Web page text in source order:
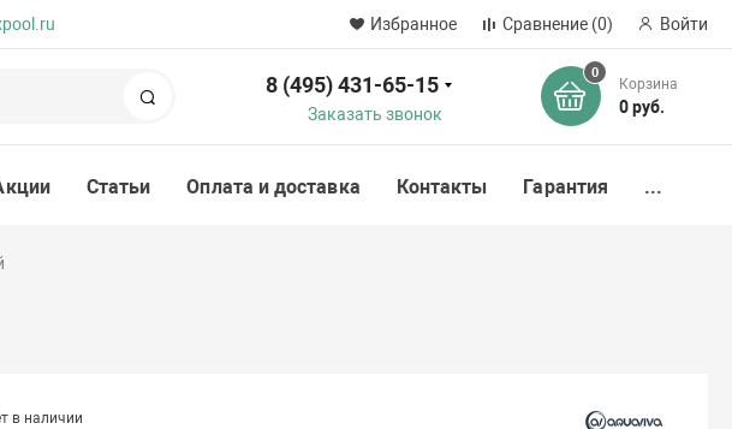
Избранное Сравнение (0) Войти
8 (495) 431-65-15
Заказать звонок
0
Корзина
0 руб.
Статьи Оплата и доставка Контакты Гарантия ...
в наличии